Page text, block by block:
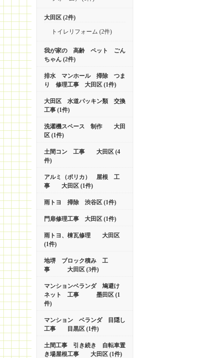
大田区 (2件)
トイレリフォーム (2件)
我が家の 高齢 ペット ごん
ちゃん (2件)
排水 マンホール 掃除 つま
り 修理工事 大田区 (1件)
大田区 水道パッキン類 交換
工事 (1件)
洗濯機スペース 制作 大田
区 (1件)
土間コン 工事 大田区 (4
件)
アルミ（ポリカ） 屋根 工
事 大田区 (1件)
雨トヨ 掃除 渋谷区 (1件)
門扉修理工事 大田区 (1件)
雨トヨ、棟瓦修理 大田区
(1件)
地堺 ブロック積み 工
事 大田区 (3件)
マンションベランダ 鳩避け
ネット 工事 墨田区 (1
件)
マンション ベランダ 目隠し
工事 目黒区 (1件)
土間工事 引き続き 自転車置
き場屋根工事 大田区 (1件)